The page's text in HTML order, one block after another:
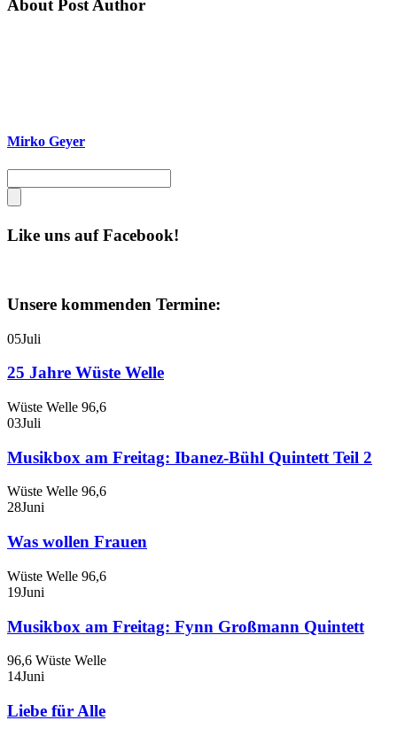
About Post Author
Mirko Geyer
Like uns auf Facebook!
Unsere kommenden Termine:
05Juli
25 Jahre Wüste Welle
Wüste Welle 96,6
03Juli
Musikbox am Freitag: Ibanez-Bühl Quintett Teil 2
Wüste Welle 96,6
28Juni
Was wollen Frauen
Wüste Welle 96,6
19Juni
Musikbox am Freitag: Fynn Großmann Quintett
96,6 Wüste Welle
14Juni
Liebe für Alle